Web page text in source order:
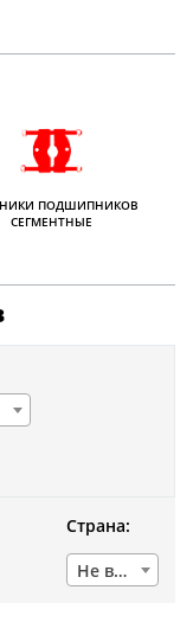
ПОДШИПНИКОВ
СЕГМЕНТНЫЕ
Страна:
Не выбрано